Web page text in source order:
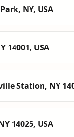
NY, USA
14001, USA
Station, NY
14025, USA